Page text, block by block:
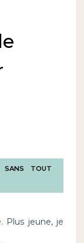
SANS TOUT
Plus jeune, je